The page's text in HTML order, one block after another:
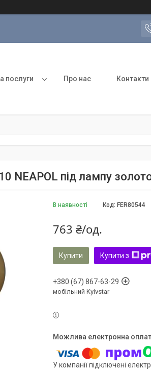
послуги Про нас Контакти
NEAPOL під лампу
В наявності Код: FER80544
763 ₴/од.
Купити Купити з
+380 (67) 867-63-29
мобільний Kyivstar
У компанії підключені